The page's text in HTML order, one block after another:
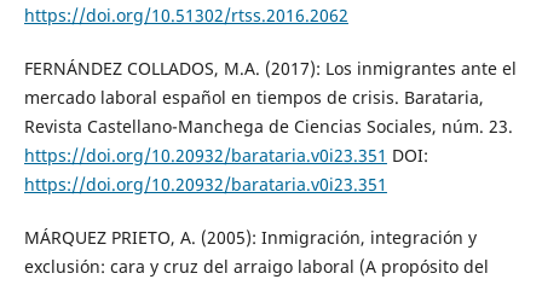
https://doi.org/10.51302/rtss.2016.2062
FERNÁNDEZ COLLADOS, M.A. (2017): Los inmigrantes ante el
mercado laboral español en tiempos de crisis. Barataria,
Revista Castellano-Manchega de Ciencias Sociales, núm. 23.
https://doi.org/10.20932/barataria.v0i23.351 DOI:
https://doi.org/10.20932/barataria.v0i23.351
MÁRQUEZ PRIETO, A. (2005): Inmigración, integración y
exclusión: cara y cruz del arraigo laboral (A propósito del